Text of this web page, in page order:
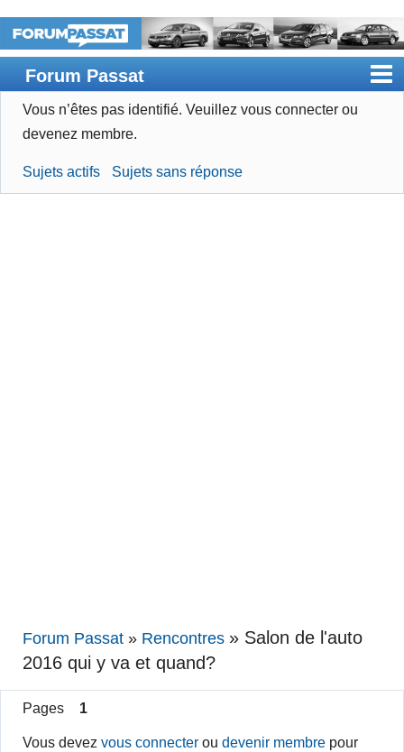
Forum Passat
Accueil
Devenir membre
Vous n’êtes pas identifié. Veuillez vous connecter ou
devenez membre.
Sujets actifs Sujets sans réponse
Forum Passat » Rencontres » Salon de l'auto
2016 qui y va et quand?
Pages 1
Vous devezvous connecter oudevenir membre pour